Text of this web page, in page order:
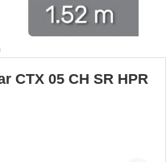
CTX 05 CH SR HPR